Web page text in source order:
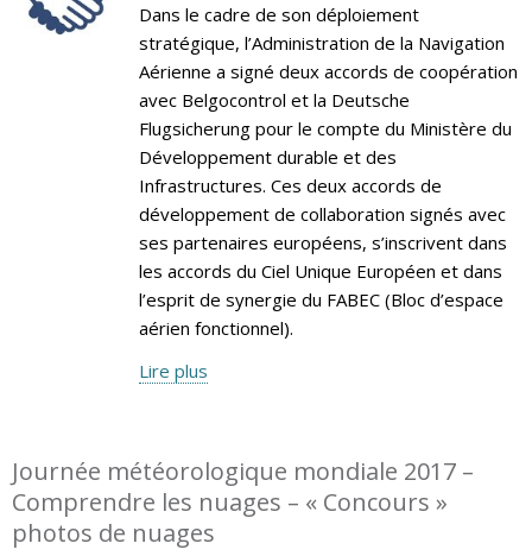
Dans le cadre de son déploiement
stratégique, l’Administration de la Navigation
Aérienne a signé deux accords de coopération
avec Belgocontrol et la Deutsche
Flugsicherung pour le compte du Ministère du
Développement durable et des
Infrastructures. Ces deux accords de
développement de collaboration signés avec
ses partenaires européens, s’inscrivent dans
les accords du Ciel Unique Européen et dans
l’esprit de synergie du FABEC (Bloc d’espace
aérien fonctionnel).
Lire plus
Journée météorologique mondiale 2017 –
Comprendre les nuages – « Concours »
photos de nuages